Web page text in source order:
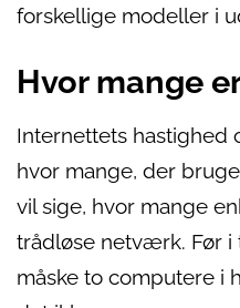
forskellige modeller i
Hvor mange
Internettets hastighed
hvor mange, der
vil sige, hvor mange
trådløse netværk. Før i
måske to computere i